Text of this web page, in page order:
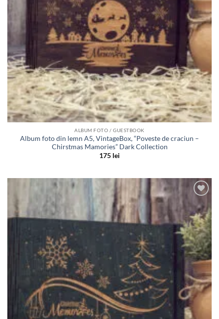
ALBUM FOTO / GUESTBOOK
Album foto din lemn A5, VintageBox, “Poveste de craciun –
Chirstmas Mamories” Dark Collection
175 lei
in lista
de
dorinte